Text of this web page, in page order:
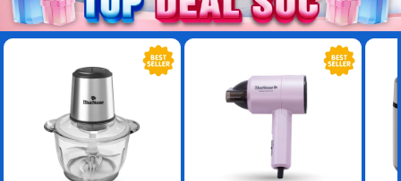
-47% -9%